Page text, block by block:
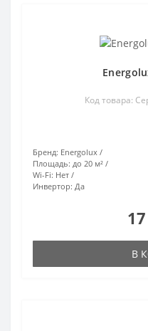
Код товара:
Бренд: Energolux
Площадь: до 20 м²
Wi-Fi: Нет
Инвертор: Да
В